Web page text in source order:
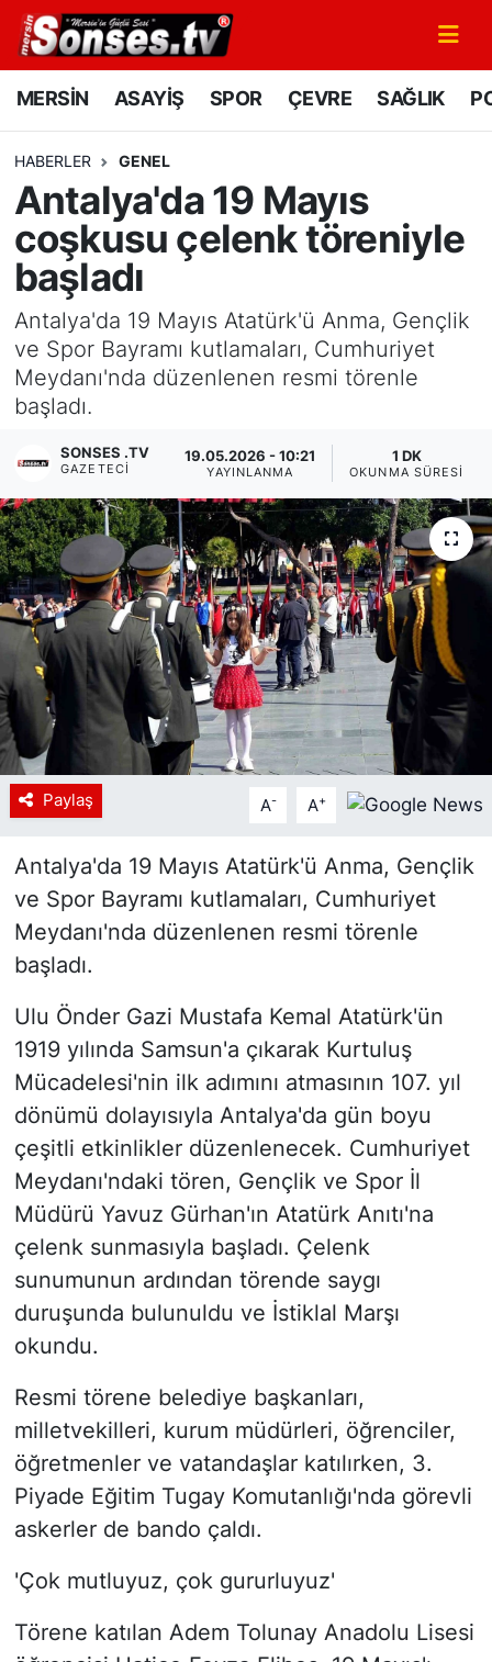
MERSİN ASAYİŞ SPOR ÇEVRE SAĞLIK
HABERLER GENEL
Antalya'da 19 Mayıs
coşkusu çelenk töreniyle
başladı
Antalya'da 19 Mayıs Atatürk'ü Anma, Gençlik
ve Spor Bayramı kutlamaları, Cumhuriyet
Meydanı'nda düzenlenen resmi törenle
başladı.
SONSES .TV
GAZETECI
19.05.2026 - 10:21
YAYINLANMA
1 DK
OKUNMA SÜRESI
Paylaş A- A+
Antalya'da 19 Mayıs Atatürk'ü Anma, Gençlik
ve Spor Bayramı kutlamaları, Cumhuriyet
Meydanı'nda düzenlenen resmi törenle
başladı.
Ulu Önder Gazi Mustafa Kemal Atatürk'ün
1919 yılında Samsun'a çıkarak Kurtuluş
Mücadelesi'nin ilk adımını atmasının 107. yıl
dönümü dolayısıyla Antalya'da gün boyu
çeşitli etkinlikler düzenlenecek. Cumhuriyet
Meydanı'ndaki tören, Gençlik ve Spor İl
Müdürü Yavuz Gürhan'ın Atatürk Anıtı'na
çelenk sunmasıyla başladı. Çelenk
sunumunun ardından törende saygı
duruşunda bulunuldu ve İstiklal Marşı
okundu.
Resmi törene belediye başkanları,
milletvekilleri, kurum müdürleri, öğrenciler,
öğretmenler ve vatandaşlar katılırken, 3.
Piyade Eğitim Tugay Komutanlığı'nda görevli
askerler de bando çaldı.
'Çok mutluyuz, çok gururluyuz'
Törene katılan Adem Tolunay Anadolu Lisesi
MERSİN
SPOR
GÜNÜN MANŞETİ
DÜNYA
KÜLTÜR - SANAT
MAGAZİN
SAĞLIK
Siyaset
YEREL HABER
Haberde insan
Tanıtım
Mersin Nöbetçi Eczaneler
Mersin Namaz Vakitleri
Mersin Trafik Yoğunluk Haritası
Süper Lig Puan Durumu ve Fikstür
Tüm Manşetler
Son Dakika Haberleri
Haber Arşivi